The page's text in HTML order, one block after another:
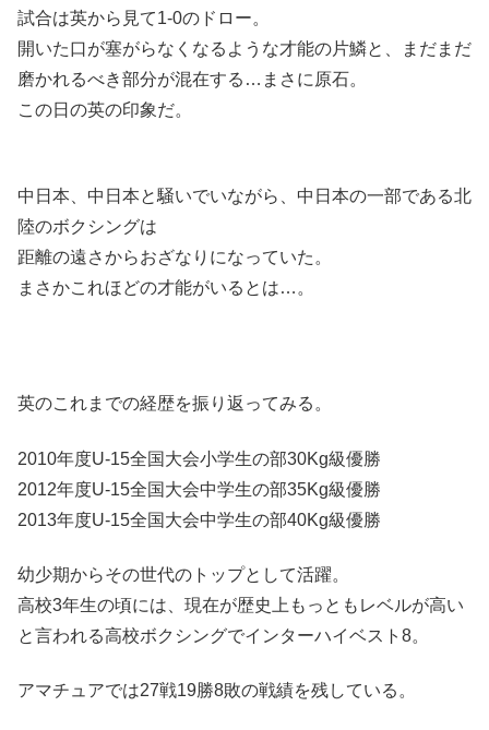
試合は英から見て1-0のドロー。
開いた口が塞がらなくなるような才能の片鱗と、まだまだ
磨かれるべき部分が混在する…まさに原石。
この日の英の印象だ。
中日本、中日本と騒いでいながら、中日本の一部である北
陸のボクシングは
距離の遠さからおざなりになっていた。
まさかこれほどの才能がいるとは…。
英のこれまでの経歴を振り返ってみる。
2010年度U-15全国大会小学生の部30Kg級優勝
2012年度U-15全国大会中学生の部35Kg級優勝
2013年度U-15全国大会中学生の部40Kg級優勝
幼少期からその世代のトップとして活躍。
高校3年生の頃には、現在が歴史上もっともレベルが高い
と言われる高校ボクシングでインターハイベスト8。
アマチュアでは27戦19勝8敗の戦績を残している。